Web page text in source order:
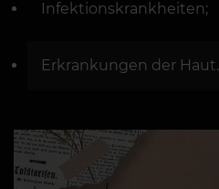
Infektionskrankheiten;
Erkrankungen der Haut.